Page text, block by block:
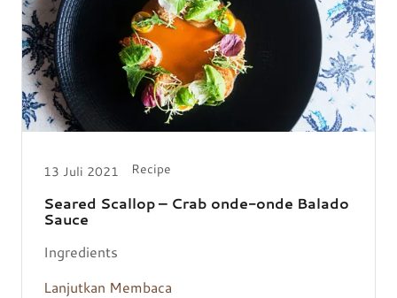
13 Juli 2021 Recipe
Seared Scallop – Crab onde-onde Balado
Sauce
Ingredients
Lanjutkan Membaca